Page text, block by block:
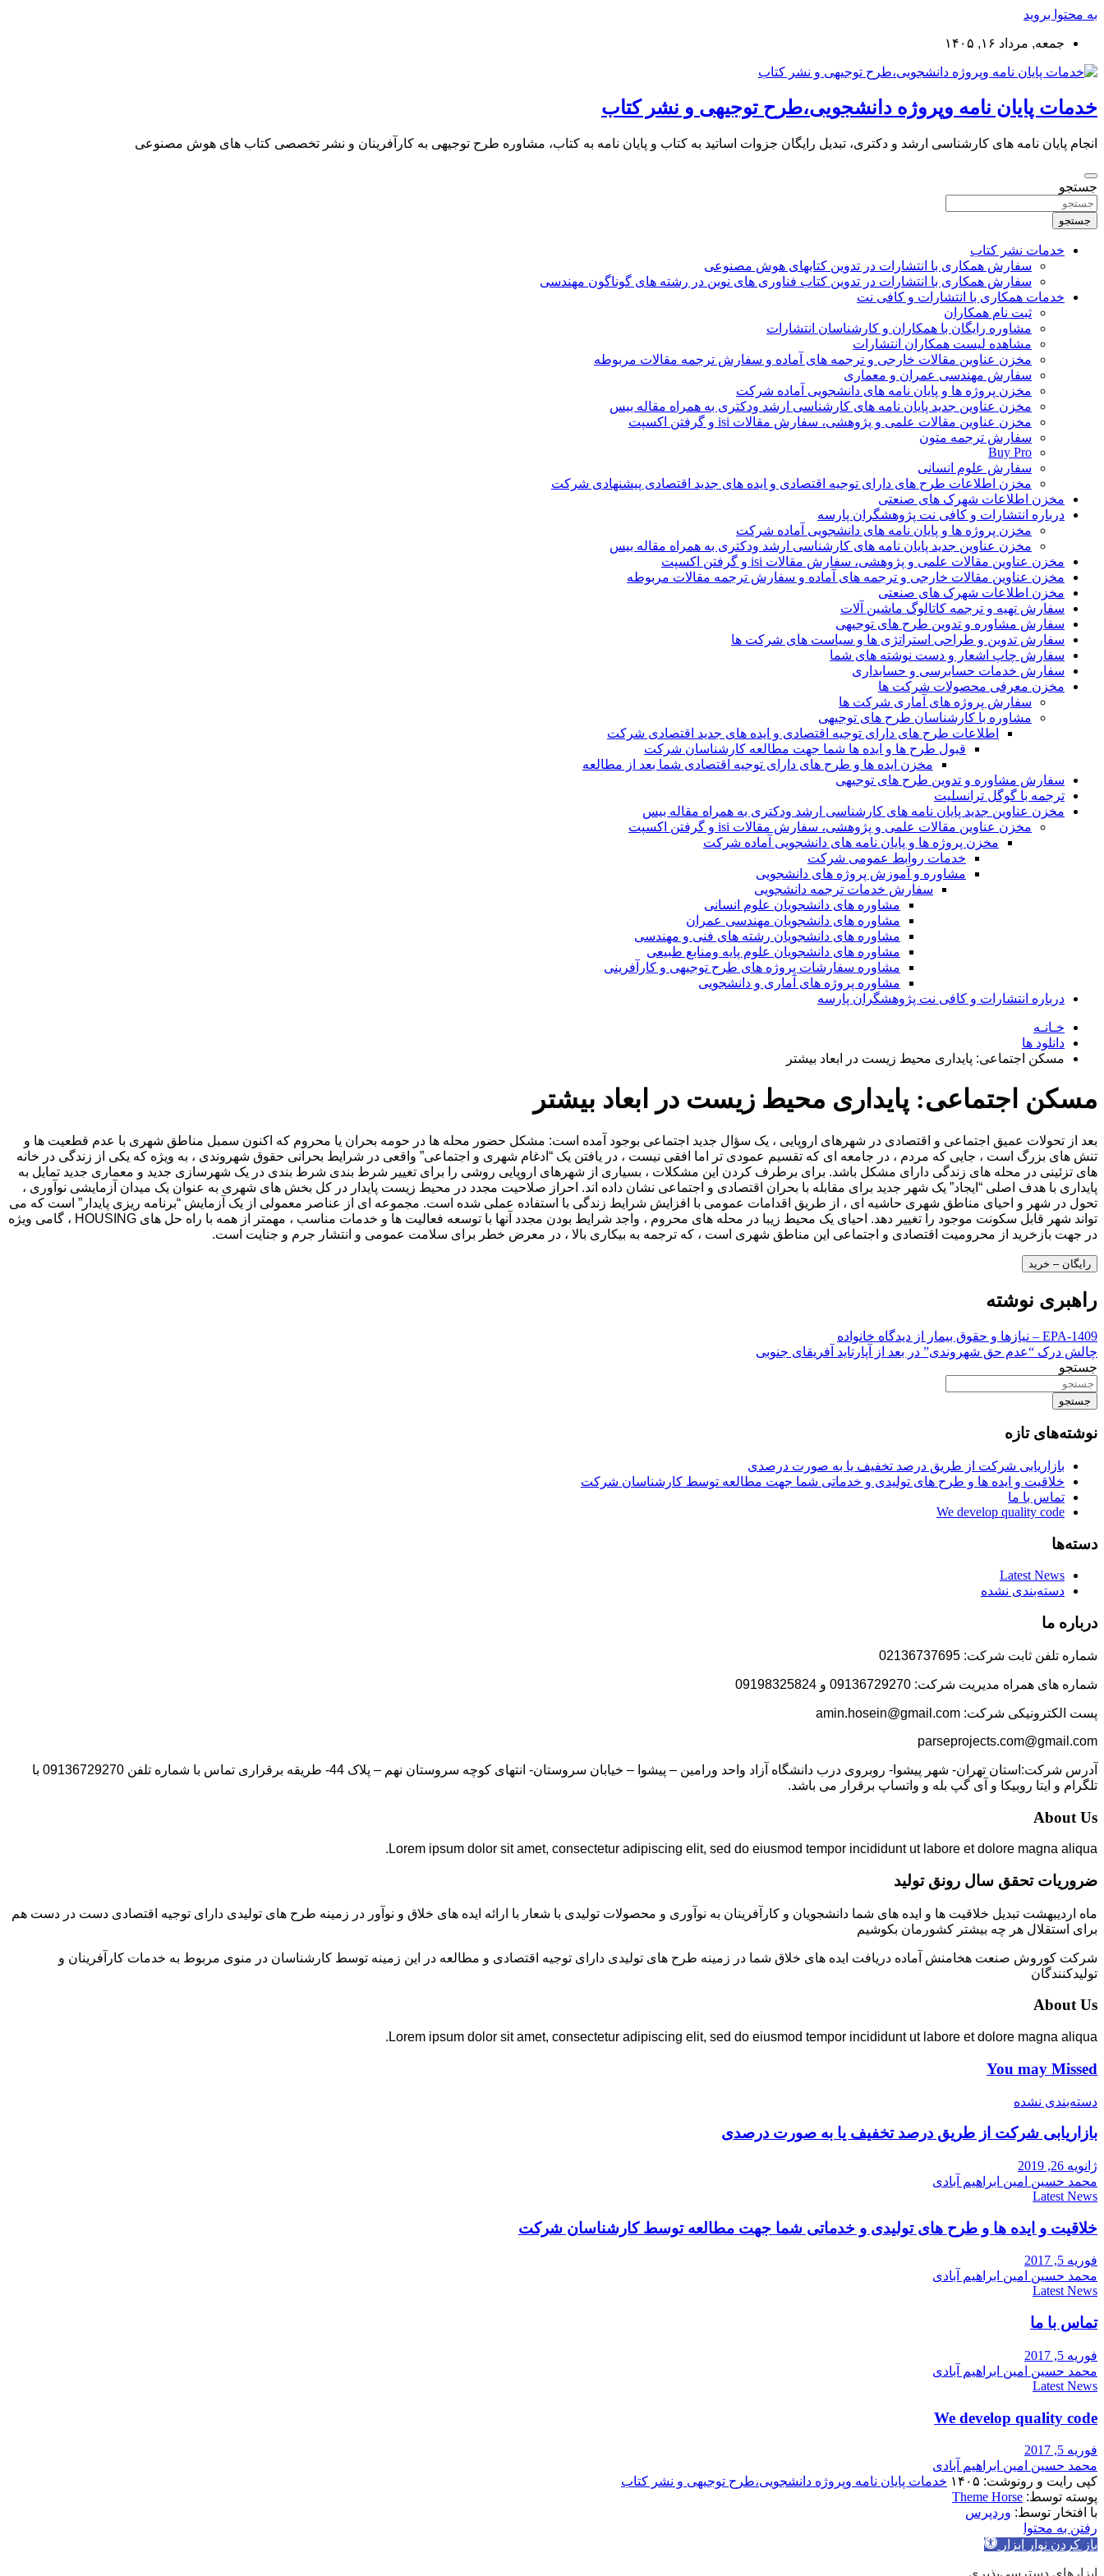
به محتوا بروید
جمعه, مرداد ۱۶, ۱۴۰۵
خدمات پایان نامه وپروژه دانشجویی،طرح توجیهی و نشر کتاب
انجام پایان نامه های کارشناسی ارشد و دکتری، تبدیل رایگان جزوات اساتید به کتاب و پایان نامه به کتاب، مشاوره طرح توجیهی به کارآفرینان و نشر تخصصی کتاب های هوش مصنوعی
جستجو
جستجو
خدمات نشر کتاب
سفارش همکاری با انتشارات در تدوین کتابهای هوش مصنوعی
سفارش همکاری با انتشارات در تدوین کتاب فناوری های نوین در رشته های گوناگون مهندسی
خدمات همکاری با انتشارات و کافی نت
ثبت نام همکاران
مشاوره رایگان با همکاران و کارشناسان انتشارات
مشاهده لیست همکاران انتشارات
مخزن عناوین مقالات خارجی و ترجمه های آماده و سفارش ترجمه مقالات مربوطه
سفارش مهندسی عمران و معماری
مخزن پروژه ها و پایان نامه های دانشجویی آماده شرکت
مخزن عناوین جدید پایان نامه های کارشناسی ارشد ودکتری به همراه مقاله بیس
مخزن عناوین مقالات علمی و پژوهشی، سفارش مقالات isi و گرفتن اکسپت
سفارش ترجمه متون
Buy Pro
سفارش علوم انسانی
مخزن اطلاعات طرح های دارای توجیه اقتصادی و ایده های جدید اقتصادی پیشنهادی شرکت
مخزن اطلاعات شهرک های صنعتی
درباره انتشارات و کافی نت پژوهشگران پارسه
مخزن پروژه ها و پایان نامه های دانشجویی آماده شرکت
مخزن عناوین جدید پایان نامه های کارشناسی ارشد ودکتری به همراه مقاله بیس
مخزن عناوین مقالات علمی و پژوهشی، سفارش مقالات isi و گرفتن اکسپت
مخزن عناوین مقالات خارجی و ترجمه های آماده و سفارش ترجمه مقالات مربوطه
مخزن اطلاعات شهرک های صنعتی
سفارش تهیه و ترجمه کاتالوگ ماشین آلات
سفارش مشاوره و تدوین طرح های توجیهی
سفارش تدوین و طراحی استراتژی ها و سیاست های شرکت ها
سفارش چاپ اشعار و دست نوشته های شما
سفارش خدمات حسابرسی و حسابداری
مخزن معرفی محصولات شرکت ها
سفارش پروژه های آماری شرکت ها
مشاوره با کارشناسان طرح های توجیهی
اطلاعات طرح های دارای توجیه اقتصادی و ایده های جدید اقتصادی شرکت
قبول طرح ها و ایده ها شما جهت مطالعه کارشناسان شرکت
مخزن ایده ها و طرح های دارای توجیه اقتصادی شما بعد از مطالعه
سفارش مشاوره و تدوین طرح های توجیهی
ترجمه با گوگل ترانسلیت
مخزن عناوین جدید پایان نامه های کارشناسی ارشد ودکتری به همراه مقاله بیس
مخزن عناوین مقالات علمی و پژوهشی، سفارش مقالات isi و گرفتن اکسپت
مخزن پروژه ها و پایان نامه های دانشجویی آماده شرکت
خدمات روابط عمومی شرکت
مشاوره و آموزش پروژه های دانشجویی
سفارش خدمات ترجمه دانشجویی
مشاوره های دانشجویان علوم انسانی
مشاوره های دانشجویان مهندسی عمران
مشاوره های دانشجویان رشته های فنی و مهندسی
مشاوره های دانشجویان علوم پایه ومنابع طبیعی
مشاوره سفارشات پروژه های طرح توجیهی و کارآفرینی
مشاوره پروژه های آماری و دانشجویی
درباره انتشارات و کافی نت پژوهشگران پارسه
خـانـه
دانلود ها
مسکن اجتماعی: پایداری محیط زیست در ابعاد بیشتر
مسکن اجتماعی: پایداری محیط زیست در ابعاد بیشتر
بعد از تحولات عمیق اجتماعی و اقتصادی در شهرهای اروپایی ، یک سؤال جدید اجتماعی بوجود آمده است: مشکل حضور محله ها در حومه بحران یا محروم که اکنون سمبل مناطق شهری با عدم قطعیت ها و
تنش های بزرگ است ، جایی که مردم ، در جامعه ای که تقسیم عمودی تر اما افقی نیست ، در یافتن یک “ادغام شهری و اجتماعی” واقعی در شرایط بحرانی حقوق شهروندی ، به ویژه که یکی از زندگی در خانه
های تزئینی در محله های زندگی دارای مشکل باشد. برای برطرف کردن این مشکلات ، بسیاری از شهرهای اروپایی روشی را برای تغییر شرط بندی شرط بندی در یک شهرسازی جدید و معماری جدید تمایل به
پایداری با هدف اصلی “ایجاد” یک شهر جدید برای مقابله با بحران اقتصادی و اجتماعی نشان داده اند. احراز صلاحیت مجدد در محیط زیست پایدار در کل بخش های شهری به عنوان یک میدان آزمایشی نوآوری ،
تحول در شهر و احیای مناطق شهری حاشیه ای ، از طریق اقدامات عمومی با افزایش شرایط زندگی با استفاده عملی شده است. مجموعه ای از عناصر معمولی از یک آزمایش “برنامه ریزی پایدار” است که می
تواند شهر قابل سکونت موجود را تغییر دهد. احیای یک محیط زیبا در محله های محروم ، واجد شرایط بودن مجدد آنها با توسعه فعالیت ها و خدمات مناسب ، مهمتر از همه با راه حل های HOUSING ، گامی ویژه
در جهت بازخرید از محرومیت اقتصادی و اجتماعی این مناطق شهری است ، که ترجمه به بیکاری بالا ، در معرض خطر برای سلامت عمومی و انتشار جرم و جنایت است.
رایگان – خرید
راهبری نوشته
EPA-1409 – نیازها و حقوق بیمار از دیدگاه خانواده
چالش درک “عدم حق شهروندی” در بعد از آپارتاید آفریقای جنوبی
جستجو
جستجو
نوشته‌های تازه
بازاریابی شرکت از طریق درصد تخفیف یا به صورت درصدی
خلاقیت و ایده ها و طرح های تولیدی و خدماتی شما جهت مطالعه توسط کارشناسان شرکت
تماس با ما
We develop quality code
دسته‌ها
Latest News
دسته‌بندی نشده
درباره ما
شماره تلفن ثابت شرکت: 02136737695
شماره های همراه مدیریت شرکت: 09136729270 و 09198325824
پست الکترونیکی شرکت: amin.hosein@gmail.com
parseprojects.com@gmail.com
آدرس شرکت:استان تهران- شهر پیشوا- روبروی درب دانشگاه آزاد واحد ورامین – پیشوا – خیابان سروستان- انتهای کوچه سروستان نهم – پلاک 44- طریقه برقراری تماس با شماره تلفن 09136729270 با
تلگرام و ایتا روبیکا و آی گپ بله و واتساپ برقرار می باشد.
About Us
Lorem ipsum dolor sit amet, consectetur adipiscing elit, sed do eiusmod tempor incididunt ut labore et dolore magna aliqua.
ضروریات تحقق سال رونق تولید
ماه اردیبهشت تبدیل خلاقیت ها و ایده های شما دانشجویان و کارآفرینان به نوآوری و محصولات تولیدی با شعار با ارائه ایده های خلاق و نوآور در زمینه طرح های تولیدی دارای توجیه اقتصادی دست در دست هم
برای استقلال هر چه بیشتر کشورمان بکوشیم
شرکت کوروش صنعت هخامنش آماده دریافت ایده های خلاق شما در زمینه طرح های تولیدی دارای توجیه اقتصادی و مطالعه در این زمینه توسط کارشناسان در منوی مربوط به خدمات کارآفرینان و
تولیدکنندگان
About Us
Lorem ipsum dolor sit amet, consectetur adipiscing elit, sed do eiusmod tempor incididunt ut labore et dolore magna aliqua.
You may Missed
دسته‌بندی نشده
بازاریابی شرکت از طریق درصد تخفیف یا به صورت درصدی
ژانویه 26, 2019
محمد حسین امین ابراهیم آبادی
Latest News
خلاقیت و ایده ها و طرح های تولیدی و خدماتی شما جهت مطالعه توسط کارشناسان شرکت
فوریه 5, 2017
محمد حسین امین ابراهیم آبادی
Latest News
تماس با ما
فوریه 5, 2017
محمد حسین امین ابراهیم آبادی
Latest News
We develop quality code
فوریه 5, 2017
محمد حسین امین ابراهیم آبادی
کپی رایت و رونوشت: ۱۴۰۵
خدمات پایان نامه وپروژه دانشجویی،طرح توجیهی و نشر کتاب
پوسته توسط: Theme Horse
با افتخار توسط: وردپرس
رفتن به محتوا
باز کردن نوار ابزار